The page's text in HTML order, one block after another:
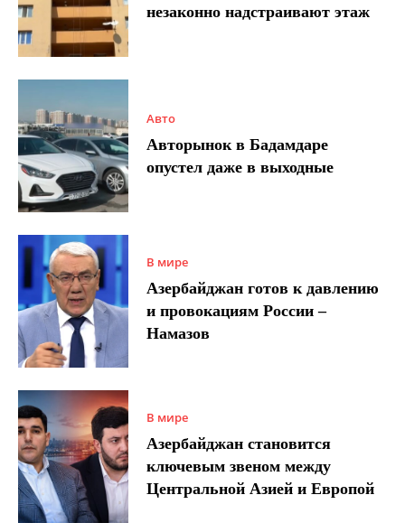
незаконно надстраивают этаж
Авто
Авторынок в Бадамдаре
опустел даже в выходные
В мире
Азербайджан готов к давлению
и провокациям России –
Намазов
В мире
Азербайджан становится
ключевым звеном между
Центральной Азией и Европой